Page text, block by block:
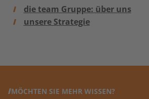
die team Gruppe: über uns
unsere Strategie
MÖCHTEN SIE MEHR WISSEN?